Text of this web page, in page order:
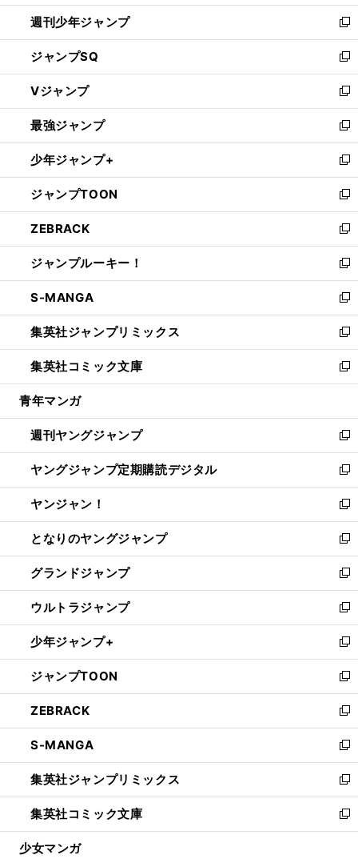
開
く
週刊少年ジャンプ
新
し
い
ウ
ィ
ン
ド
ウ
で
開
く
ジャンプSQ
新
し
い
ウ
ィ
ン
ド
ウ
で
開
く
Vジャンプ
新
し
い
ウ
ィ
ン
ド
ウ
で
開
く
最強ジャンプ
新
し
い
ウ
ィ
ン
ド
ウ
で
開
く
少年ジャンプ+
新
し
い
ウ
ィ
ン
ド
ウ
で
開
く
ジャンプTOON
新
し
い
ウ
ィ
ン
ド
ウ
で
開
く
ZEBRACK
新
し
い
ウ
ィ
ン
ド
ウ
で
開
ジャンプルーキー！
新
し
い
ウ
ィ
ン
ド
ウ
開
く
S-MANGA
新
し
い
ウ
ィ
ン
ウ
で
開
く
集英社ジャンプリミックス
新
し
い
ウ
ン
ド
ウ
で
開
く
集英社コミック文庫
新
し
ウ
ィ
ン
ド
ウ
で
開
く
青年マンガ
週刊ヤングジャンプ
新
し
い
ウ
ィ
ン
ド
ウ
で
開
く
ヤングジャンプ定期購読デジタル
新
し
い
ウ
ィ
ン
ド
ウ
で
開
く
ヤンジャン！
新
し
い
ウ
ィ
ン
ド
ウ
で
開
く
となりのヤングジャンプ
新
し
い
ウ
ィ
ン
ド
ウ
で
開
く
グランドジャンプ
新
し
い
ウ
ィ
ン
ド
ウ
で
開
く
ウルトラジャンプ
新
し
い
ウ
ィ
ン
ド
ウ
で
開
く
少年ジャンプ+
新
し
い
ウ
ィ
ン
ド
ウ
で
開
く
ジャンプTOON
新
し
い
ウ
ィ
ン
ド
ウ
で
開
ZEBRACK
新
し
い
ウ
ィ
ン
ド
ウ
S-MANGA
新
し
い
ウ
ィ
ン
集英社ジャンプリミックス
新
し
い
ウ
集英社コミック文庫
新
し
少女マンガ